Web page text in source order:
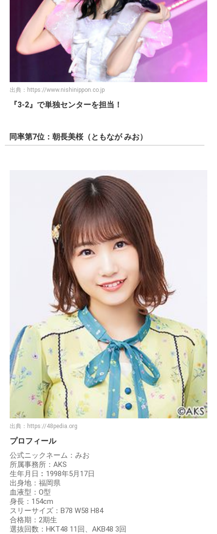
出典： https://www.nishinippon.co.jp
『3-2』で単独センターを担当！
同率第7位：朝長美桜（ともなが みお）
出典： https://48pedia.org
プロフィール
公式ニックネーム：みお
所属事務所：AKS
生年月日︰1998年5月17日
出身地：福岡県
血液型：O型
身長：154cm
スリーサイズ：B78 W58 H84
合格期：2期生
選抜回数：HKT48 11回、AKB48 3回